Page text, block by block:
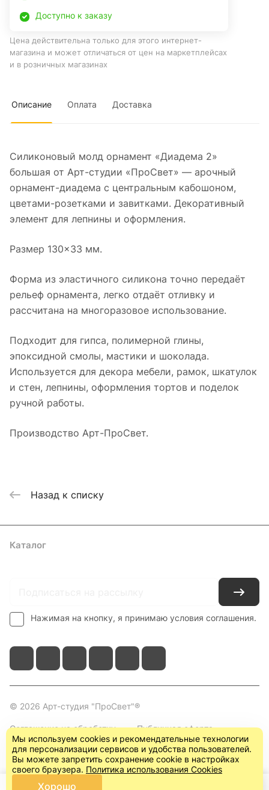
Доступно к заказу
Цена действительна только для этого интернет-
магазина и может отличаться от цен на маркетплейсах
и в розничных магазинах
Описание Оплата Доставка
Силиконовый молд орнамент «Диадема 2»
большая от Арт-студии «ПроСвет» — арочный
орнамент-диадема с центральным кабошоном,
цветами-розетками и завитками. Декоративный
элемент для лепнины и оформления.
Размер 130×33 мм.
Форма из эластичного силикона точно передаёт
рельеф орнамента, легко отдаёт отливку и
рассчитана на многоразовое использование.
Подходит для гипса, полимерной глины,
эпоксидной смолы, мастики и шоколада.
Используется для декора мебели, рамок, шкатулок
и стен, лепнины, оформления тортов и поделок
ручной работы.
Производство Арт-ПроСвет.
Назад к списку
Каталог
Нажимая на кнопку, я принимаю условия соглашения.
© 2026 Арт-студия "ПроСвет"®
Соглашение на обработку
персональных данных
Публичная оферта
(пользовательское
соглашение)
Мы используем cookies и рекомендательные технологии
для персонализации сервисов и удобства пользователей.
Вы можете запретить сохранение cookie в настройках
своего браузера. Политика использования Cookies
Хорошо